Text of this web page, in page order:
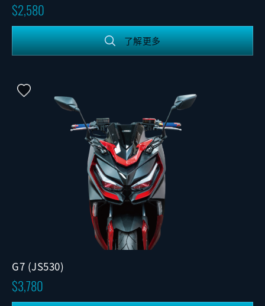
2,580
了解更多
G7 (JS530)
3,780